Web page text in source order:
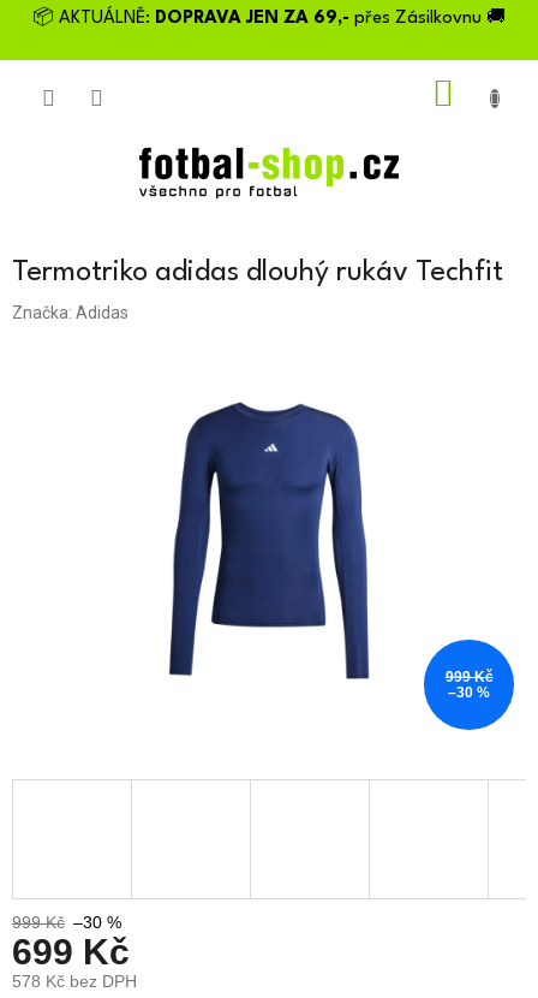
Přejít📦 AKTUÁLNĚ: DOPRAVA JEN ZA 69,- přes Zásilkovnu 🚚
Termotriko adidas dlouhý rukáv Techfit
Značka: Adidas
999 Kč
–30 %
999 Kč –30 %
699 Kč
578 Kč bez DPH